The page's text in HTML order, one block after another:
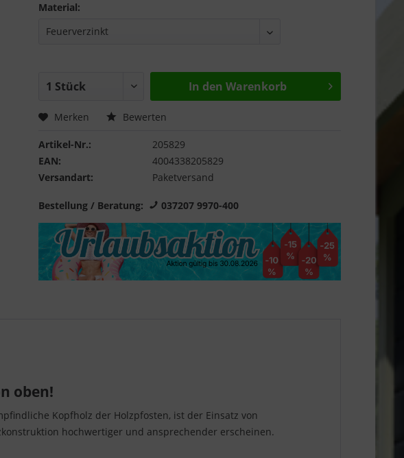
Material:
In den Warenkorb
Merken Bewerten
Artikel-Nr.:
205829
EAN:
4004338205829
Versandart:
Paketversand
Bestellung / Beratung: 037207 9970-400
oben!
Kopfholz der Holzpfosten, ist der Einsatz von
hochwertiger und ansprechender erscheinen.